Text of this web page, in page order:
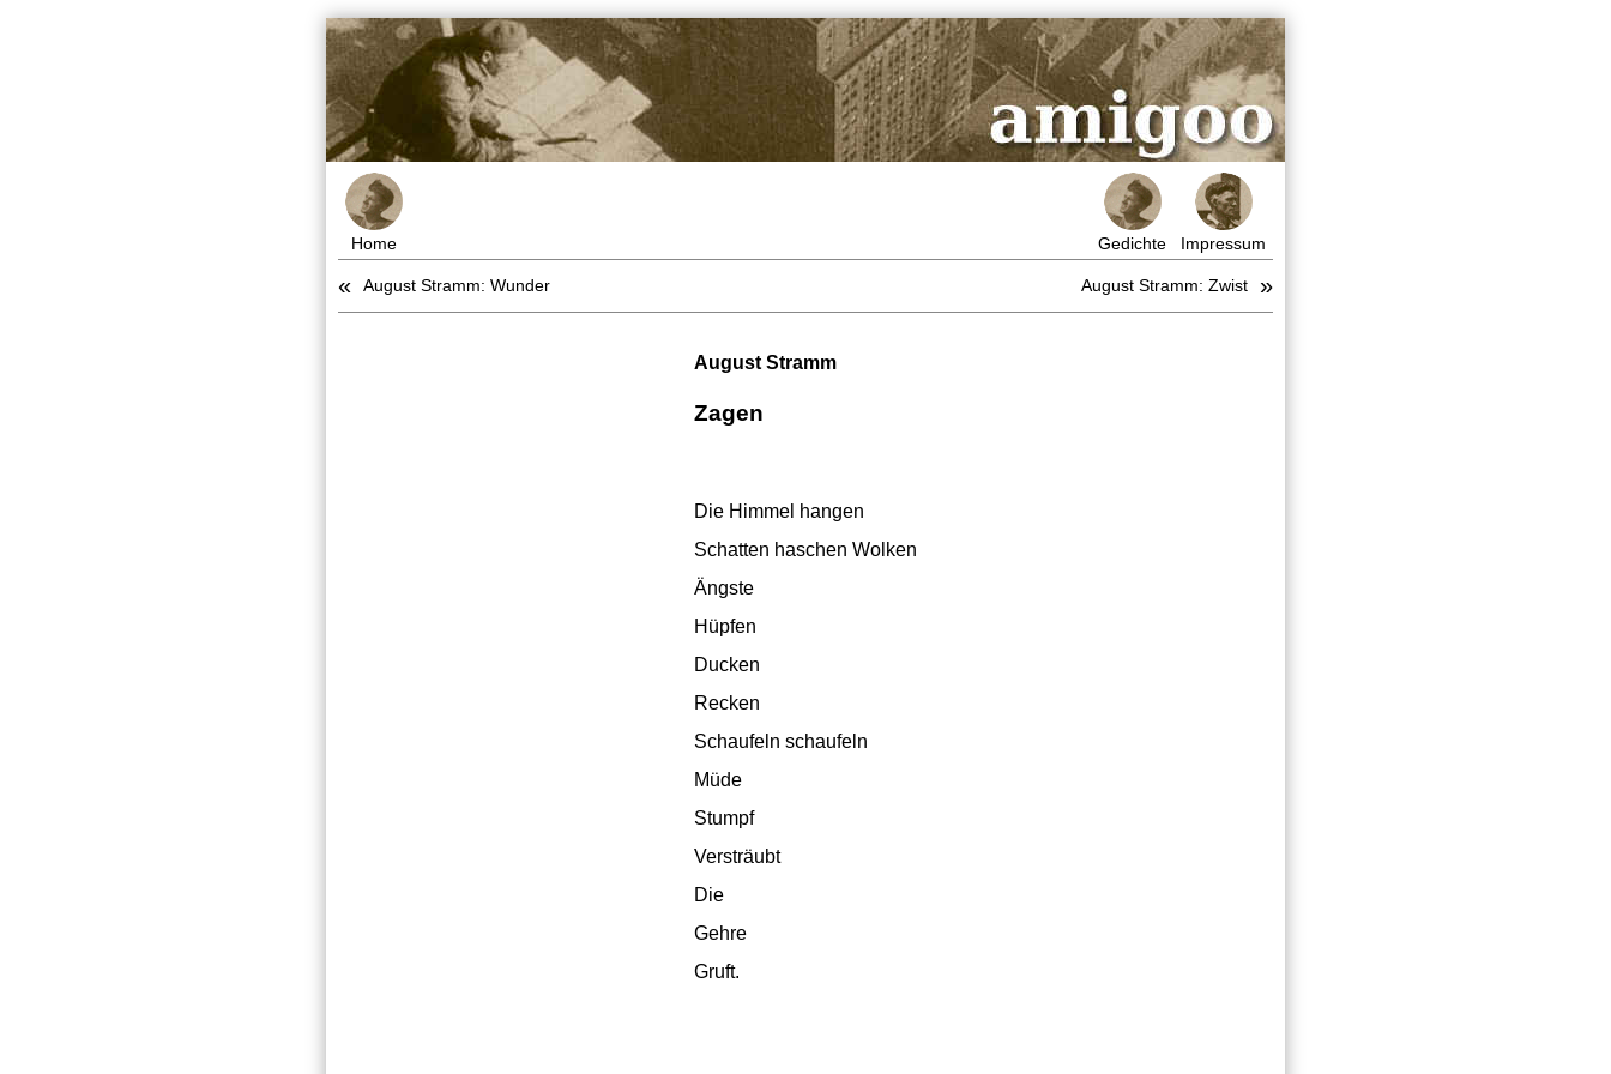
Home Gedichte Impressum
« August Stramm: Wunder August Stramm: Zwist »
August Stramm
Zagen
Die Himmel hangen
Schatten haschen Wolken
Ängste
Hüpfen
Ducken
Recken
Schaufeln schaufeln
Müde
Stumpf
Versträubt
Die
Gehre
Gruft.